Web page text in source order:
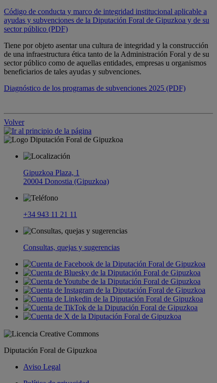
Código de conducta y marco de integridad institucional aplicable a
ayudas y subvenciones de la Diputación Foral de Gipuzkoa y de su
sector público (PDF)
Tiene por objeto asentar una cultura de integridad y la construcción
de una infraestructura ética tanto de la Administración Foral y de su
sector público como de aquellas entidades, empresas u organismos
beneficiarios de tales ayudas y subvenciones.
Diagnóstico de los programas de subvenciones 2025 (PDF)
Volver
Gipuzkoa Plaza, 1
20004 Donostia (Gipuzkoa)
+34 943 11 21 11
Consultas, quejas y sugerencias
Diputación Foral de Gipuzkoa
Aviso Legal